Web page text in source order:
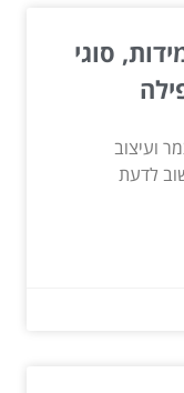
סוגי
ועיצוב
לדעת